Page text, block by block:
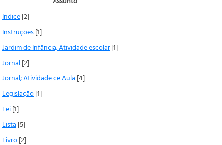
Indice[2]
Instruções[1]
Jardim de Infância; Atividade escolar[1]
Jornal[2]
Jornal; Atividade de Aula [4]
Legislação[1]
Lei[1]
Lista [5]
Livro[2]